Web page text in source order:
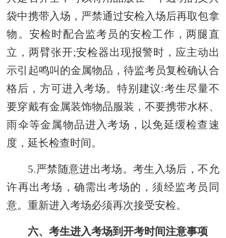
袋中携带入场，严禁通过安检入场后再取包拿
物。安检时配合监考员的安检工作，两腿直
立，两臂张开;安检器出现报警时，应主动出
示引起鸣叫的金属物品，待监考员复检确认合
格后，方可进入考场。特别建议:考生尽量不
要穿戴有金属装饰物品服装，不要携带水杯、
雨伞等金属物品进入考场，以免延缓检查速
度，延长检查时间。
5.严禁随意进出考场。考生入场后，不允
许再出考场 ， 确需出考场的 ，须经监考员同
意。重新进入考场必须再次接受安检。
六、考生进入考场到开考时间注意事项